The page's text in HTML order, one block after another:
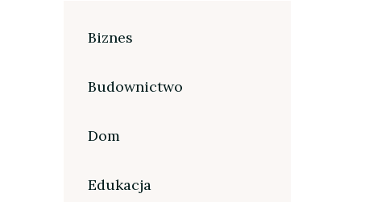
Biznes
Budownictwo
Dom
Edukacja